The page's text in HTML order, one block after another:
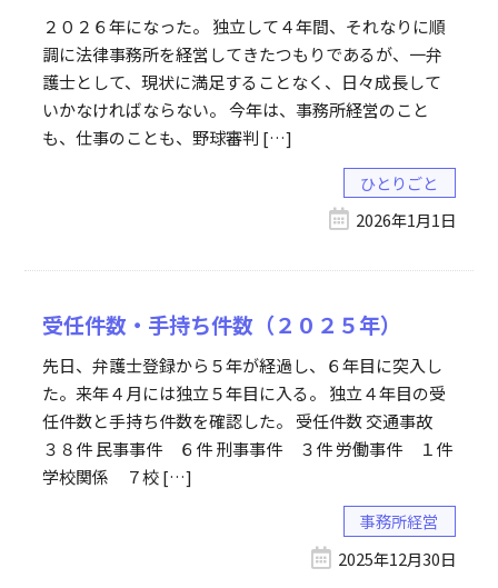
２０２６年になった。 独立して４年間、それなりに順
調に法律事務所を経営してきたつもりであるが、一弁
護士として、現状に満足することなく、日々成長して
いかなければならない。 今年は、事務所経営のこと
も、仕事のことも、野球審判 […]
ひとりごと
2026年1月1日
受任件数・手持ち件数（２０２５年）
先日、弁護士登録から５年が経過し、６年目に突入し
た。来年４月には独立５年目に入る。 独立４年目の受
任件数と手持ち件数を確認した。 受任件数 交通事故
３８件 民事事件 ６件 刑事事件 ３件 労働事件 １件
学校関係 ７校 […]
事務所経営
2025年12月30日